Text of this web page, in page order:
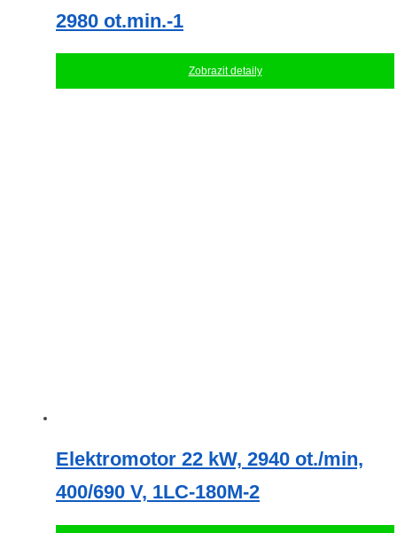
2980 ot.min.-1
Zobrazit detaily
Elektromotor 22 kW, 2940 ot./min,
400/690 V, 1LC-180M-2